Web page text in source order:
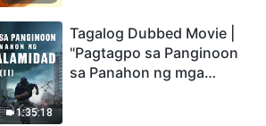
1:35:18
Tagalog Dubbed Movie |
"Pagtagpo sa Panginoon
sa Panahon ng mga